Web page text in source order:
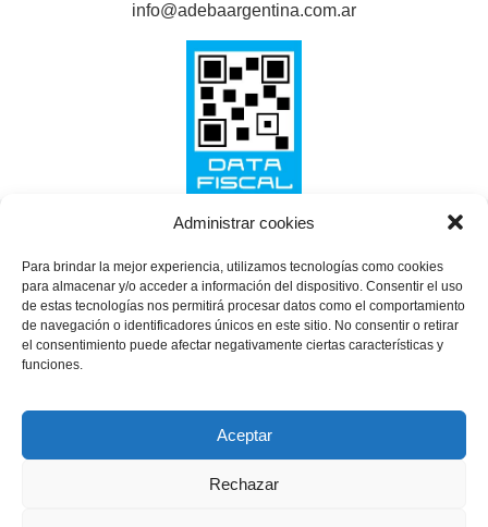
Administrar cookies
Para brindar la mejor experiencia, utilizamos tecnologías como cookies
para almacenar y/o acceder a información del dispositivo. Consentir el uso
de estas tecnologías nos permitirá procesar datos como el comportamiento
de navegación o identificadores únicos en este sitio. No consentir o retirar
el consentimiento puede afectar negativamente ciertas características y
funciones.
Aceptar
Rechazar
info@adebaargentina.com.ar
SHARE THIS SELECTION
Tweet